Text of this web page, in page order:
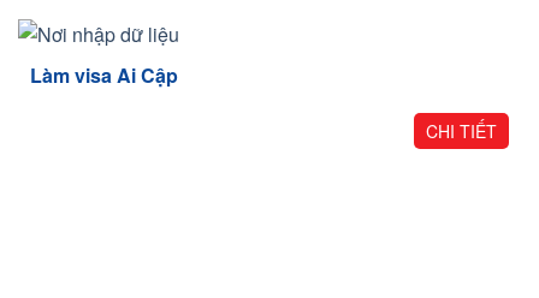
Làm visa Ai Cập
CHI TIẾT